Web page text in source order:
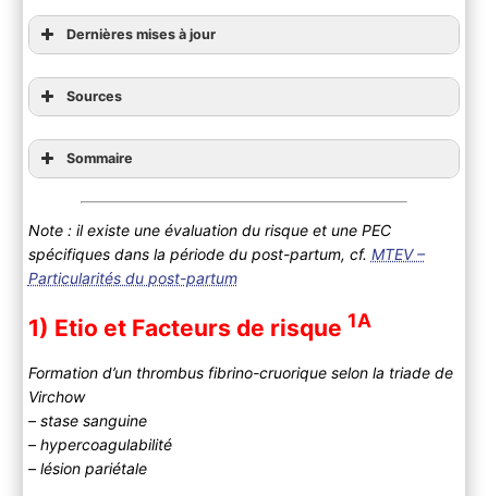
Dernières mises à jour
Sources
Sommaire
Note : il existe une évaluation du risque et une PEC
spécifiques dans la période du post-partum, cf. MTEV –
Particularités du post-partum
1) Etio et Facteurs de risque 1A
Formation d’un thrombus fibrino-cruorique selon la triade de
Virchow
– stase sanguine
– hypercoagulabilité
– lésion pariétale